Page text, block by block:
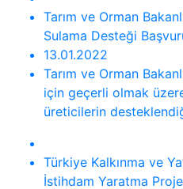
Tarım ve Orman
Sulama Desteği
13.01.2022
Tarım ve Orman
için geçerli olmak
üreticilerin
Türkiye Kalkınma ve
İstihdam Yaratma